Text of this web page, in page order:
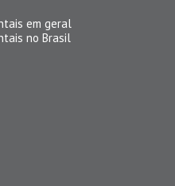
em geral
no Brasil